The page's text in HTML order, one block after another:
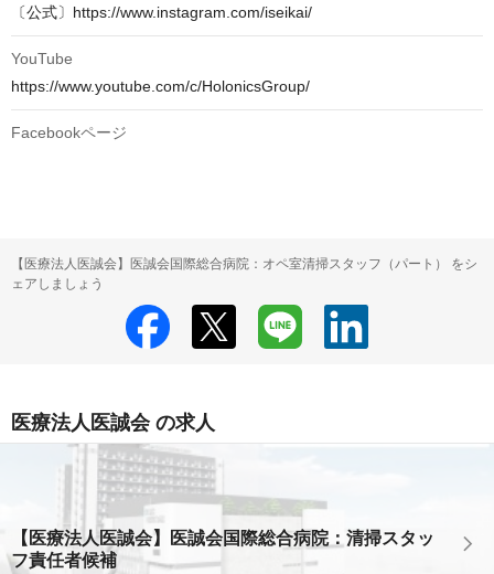
〔公式〕https://www.instagram.com/iseikai/
YouTube
https://www.youtube.com/c/HolonicsGroup/
Facebookページ
【医療法人医誠会】医誠会国際総合病院：オペ室清掃スタッフ（パート） をシ
ェアしましょう
医療法人医誠会 の求人
【医療法人医誠会】医誠会国際総合病院：清掃スタッ
フ責任者候補